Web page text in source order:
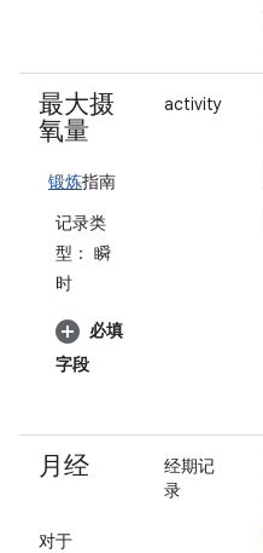
最大摄
氧量
锻炼指南
记录类
型： 瞬
时
必填
字段
activity
月经
对于
经期记
录